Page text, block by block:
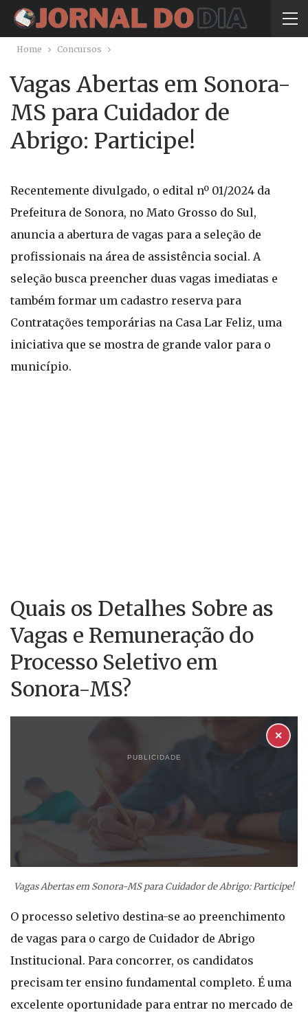
Home Concursos
Vagas Abertas em Sonora-
MS para Cuidador de
Abrigo: Participe!
Recentemente divulgado, o edital nº 01/2024 da
Prefeitura de Sonora, no Mato Grosso do Sul,
anuncia a abertura de vagas para a seleção de
profissionais na área de assistência social. A
seleção busca preencher duas vagas imediatas e
também formar um cadastro reserva para
Contratações temporárias na Casa Lar Feliz, uma
iniciativa que se mostra de grande valor para o
município.
Quais os Detalhes Sobre as
Vagas e Remuneração do
Processo Seletivo em
Sonora-MS?
PUBLICIDADE
✕
Vagas Abertas em Sonora-MS para Cuidador de Abrigo: Participe!
O processo seletivo destina-se ao preenchimento
de vagas para o cargo de Cuidador de Abrigo
Institucional. Para concorrer, os candidatos
precisam ter ensino fundamental completo. É uma
excelente oportunidade para entrar no mercado de